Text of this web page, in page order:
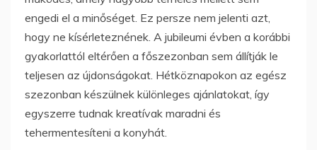
engedi el a minőséget. Ez persze nem jelenti azt,
hogy ne kísérleteznének. A jubileumi évben a korábbi
gyakorlattól eltérően a főszezonban sem állítják le
teljesen az újdonságokat. Hétköznapokon az egész
szezonban készülnek különleges ajánlatokat, így
egyszerre tudnak kreatívak maradni és
tehermentesíteni a konyhát.